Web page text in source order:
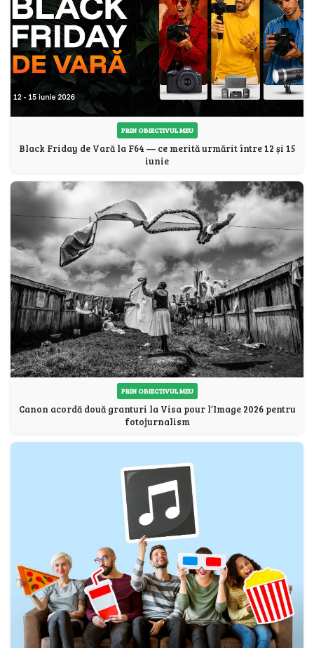
PRIN OBIECTIVUL MEU
Black Friday de Vară la F64 — ce merită urmărit între 12 și 15
iunie
PRIN OBIECTIVUL MEU
Canon acordă două granturi la Visa pour l’Image 2026 pentru
fotojurnalism